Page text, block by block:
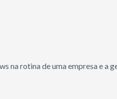
na rotina de uma empresa e a